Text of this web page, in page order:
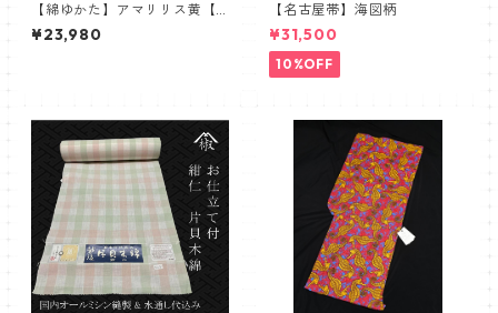
【綿ゆかた】アマリリス黄【R
obe Japonica】
¥23,980
【名古屋帯】海図柄
¥31,500
10%OFF